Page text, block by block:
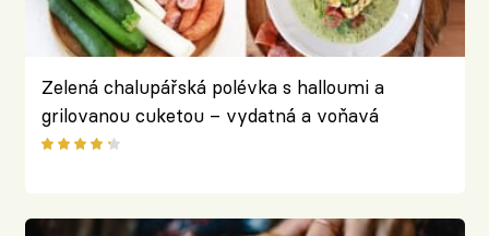
Zelená chalupářská polévka s halloumi a
grilovanou cuketou – vydatná a voňavá